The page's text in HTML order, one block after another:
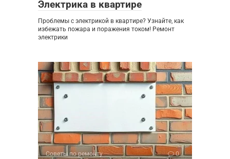
Электрика в квартире
Проблемы с электрикой в квартире? Узнайте, как
избежать пожара и поражения током! Ремонт
электрики
Советы по ремонту 0